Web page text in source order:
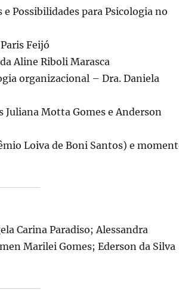
Possibilidades para Psicologia no
Feijó
Aline Riboli Marasca
organizacional – Dra. Daniela
Juliana Motta Gomes e Anderson
Loiva de Boni Santos) e
Carina Paradiso; Alessandra
Marilei Gomes; Ederson da Silva